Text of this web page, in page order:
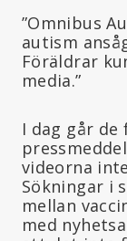
”Omnibus
autism
Föräldrar
media.”
I dag går
videorna
Sökningar i
mellan
med